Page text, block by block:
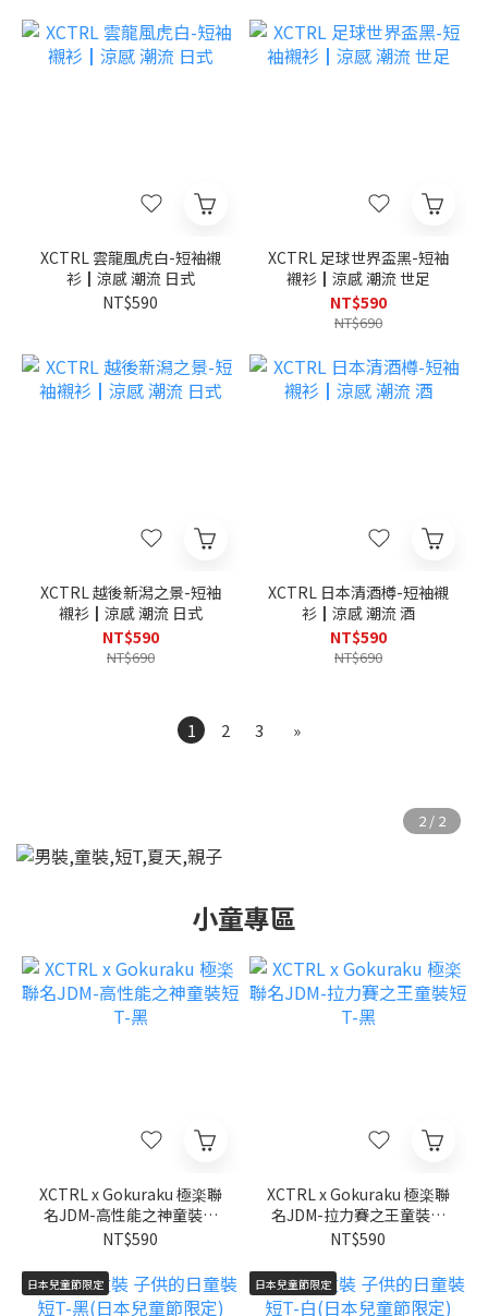
XCTRL 雲龍風虎白-短袖襯
衫┃涼感 潮流 日式
NT$590
XCTRL 足球世界盃黑-短袖
襯衫┃涼感 潮流 世足
NT$590
NT$690
XCTRL 越後新潟之景-短袖
襯衫┃涼感 潮流 日式
NT$590
NT$690
XCTRL 日本清酒樽-短袖襯
衫┃涼感 潮流 酒
NT$590
NT$690
1 2 3 »
小童專區
XCTRL x Gokuraku 極楽聯
名JDM-高性能之神童裝短
T-黑
NT$590
XCTRL x Gokuraku 極楽聯
名JDM-拉力賽之王童裝短
T-黑
NT$590
日本兒童節限定 日本兒童節限定